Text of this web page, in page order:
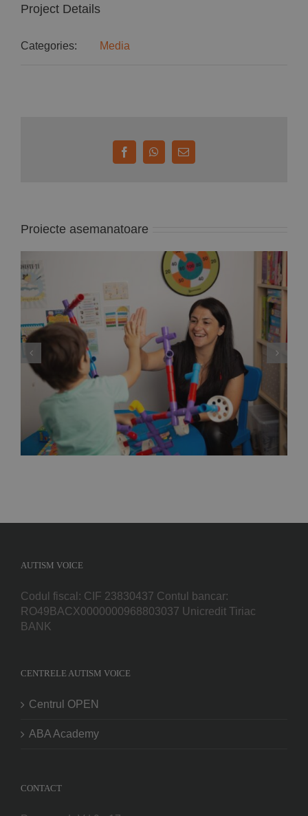
Project Details
Categories: Media
FacebookWhatsApp
E-
Proiecte asemanatoare
Deputata PNL Mara Calista anunță un proiect
de lege care reglementează modul de
exercitare a profesiei de ”analist
comportamental”, adică specialistul care
gestionează terapiile problemelor copiilor cu
autism
AUTISM VOICE
Codul fiscal: CIF 23830437 Contul bancar:
RO49BACX0000000968803037 Unicredit Tiriac
BANK
CENTRELE AUTISM VOICE
Centrul OPEN
ABA Academy
CONTACT